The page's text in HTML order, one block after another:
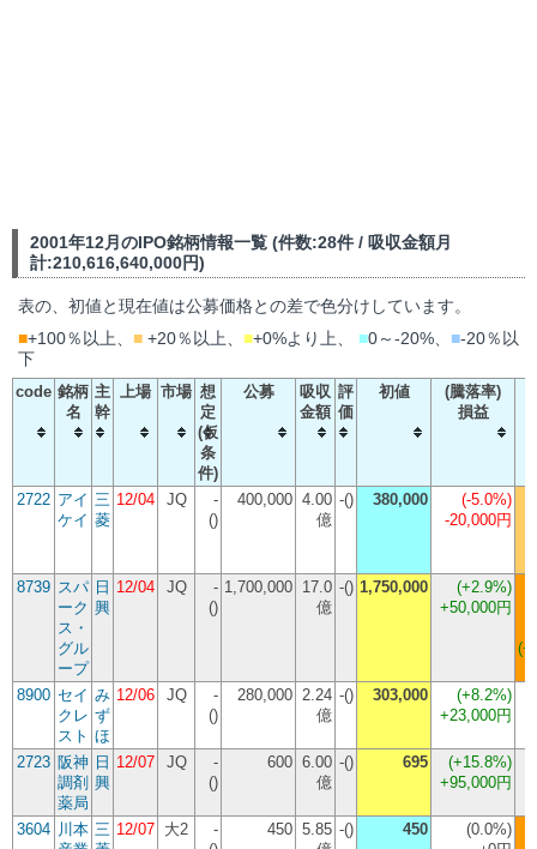
2001年12月のIPO銘柄情報一覧 (件数:28件 / 吸収金額月
計:210,616,640,000円)
表の、初値と現在値は公募価格との差で色分けしています。
■+100％以上、 ■ +20％以上、 ■+0%より上、 ■0～-20%、 ■-20％以
下
code 銘柄
名
主
幹
上場 市場 想
定
(仮
条
件)
公募
吸収
金額
評
価
初値
(騰落率)
損益
2722 アイ
ケイ
三
菱
12/04 JQ
-
()
400,000 4.00
億
-() 380,000 (-5.0%)
-20,000円
8739 スパ
ーク
ス・
グル
ープ
日
興
12/04 JQ
-
()
1,700,000 17.0
億
-() 1,750,000 (+2.9%)
+50,000円
8900 セイ
クレ
スト
み
ず
ほ
12/06 JQ
-
()
280,000 2.24
億
-() 303,000 (+8.2%)
+23,000円
2723 阪神
調剤
薬局
日
興
12/07 JQ
-
()
600 6.00
億
-() 695 (+15.8%)
+95,000円
3604 川本 三 12/07 大2
-
450 5.85 -() 450 (0.0%)